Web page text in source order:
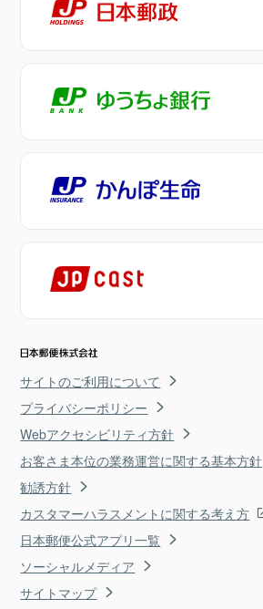
サイトのご利用について
プライバシーポリシー
Webアクセシビリティ方針
お客さま本位の業務運営に関する基本方針
勧誘方針
カスタマーハラスメントに関する考え方
日本郵便公式アプリ一覧
ソーシャルメディア
サイトマップ